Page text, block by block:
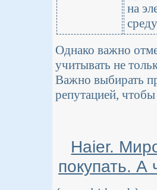
на
Однако важно
учитывать не
Важно выбирать
репутацией,
Haier.
покупать. А